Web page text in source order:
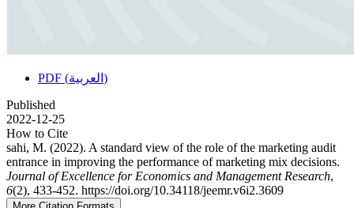
PDF (العربية)
Published
2022-12-25
How to Cite
sahi, M. (2022). A standard view of the role of the marketing audit
entrance in improving the performance of marketing mix decisions.
Journal of Excellence for Economics and Management Research,
6(2), 433-452. https://doi.org/10.34118/jeemr.v6i2.3609